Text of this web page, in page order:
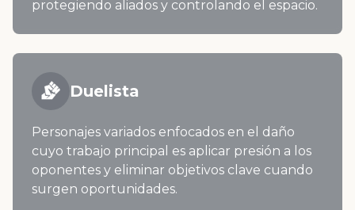
protegiendo aliados y controlando el espacio.
Duelista
Personajes variados enfocados en el daño
cuyo trabajo principal es aplicar presión a los
oponentes y eliminar objetivos clave cuando
surgen oportunidades.